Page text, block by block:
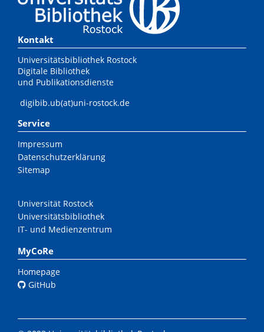
Kontakt
Universitätsbibliothek Rostock
Digitale Bibliothek
und Publikationsdienste
digibib.ub(at)uni-rostock.de
Service
Impressum
Datenschutzerklärung
Sitemap
Universität Rostock
Universitätsbibliothek
IT- und Medienzentrum
MyCoRe
Homepage
GitHub